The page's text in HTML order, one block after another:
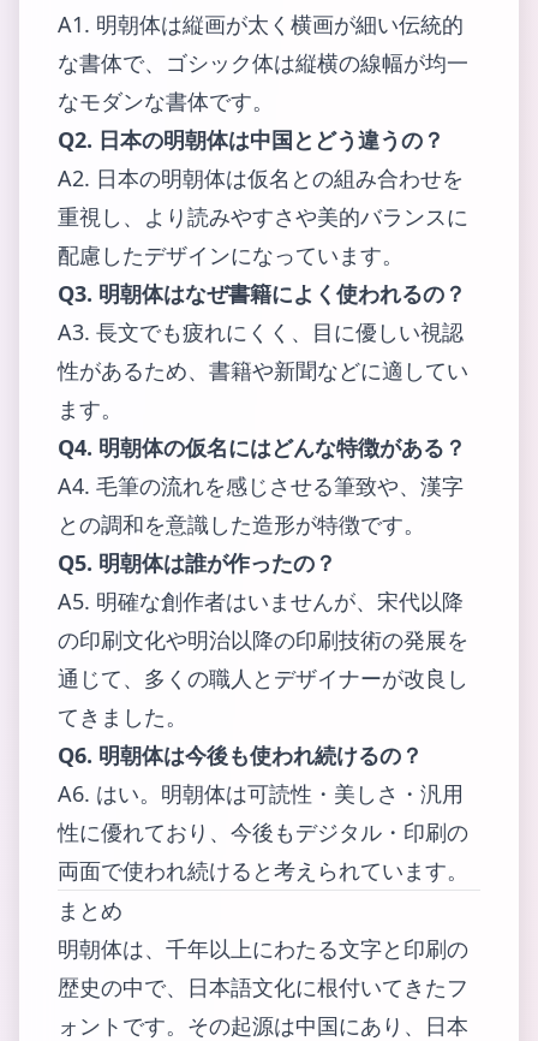
A1. 明朝体は縦画が太く横画が細い伝統的
な書体で、ゴシック体は縦横の線幅が均一
なモダンな書体です。
Q2. 日本の明朝体は中国とどう違うの？
A2. 日本の明朝体は仮名との組み合わせを
重視し、より読みやすさや美的バランスに
配慮したデザインになっています。
Q3. 明朝体はなぜ書籍によく使われるの？
A3. 長文でも疲れにくく、目に優しい視認
性があるため、書籍や新聞などに適してい
ます。
Q4. 明朝体の仮名にはどんな特徴がある？
A4. 毛筆の流れを感じさせる筆致や、漢字
との調和を意識した造形が特徴です。
Q5. 明朝体は誰が作ったの？
A5. 明確な創作者はいませんが、宋代以降
の印刷文化や明治以降の印刷技術の発展を
通じて、多くの職人とデザイナーが改良し
てきました。
Q6. 明朝体は今後も使われ続けるの？
A6. はい。明朝体は可読性・美しさ・汎用
性に優れており、今後もデジタル・印刷の
両面で使われ続けると考えられています。
まとめ
明朝体は、千年以上にわたる文字と印刷の
歴史の中で、日本語文化に根付いてきたフ
ォントです。その起源は中国にあり、日本